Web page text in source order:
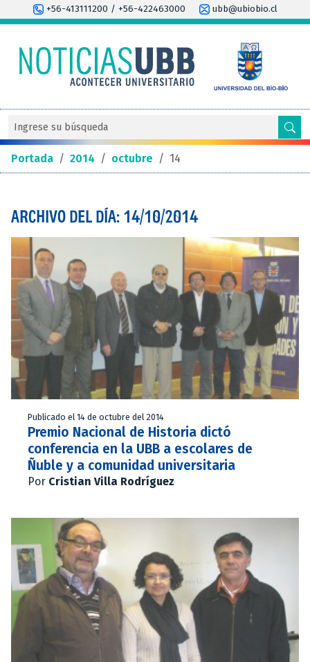
+56-413111200 / +56-422463000 ubb@ubiobio.cl
Portada / 2014 / octubre / 14
ARCHIVO DEL DÍA: 14/10/2014
Publicado el 14 de octubre del 2014
Premio Nacional de Historia dictó
conferencia en la UBB a escolares de
Ñuble y a comunidad universitaria
Por Cristian Villa Rodríguez